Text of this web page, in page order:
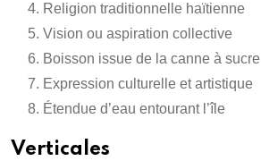
Religion traditionnelle haïtienne
Vision ou aspiration collective
Boisson issue de la canne à sucre
Expression culturelle et artistique
Étendue d’eau entourant l’île
Verticales